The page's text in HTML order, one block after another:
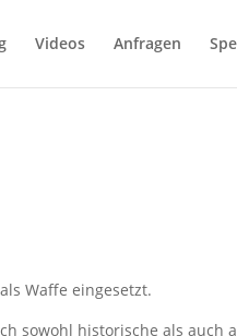
Videos Anfragen
Waffe eingesetzt.
sowohl historische als auch